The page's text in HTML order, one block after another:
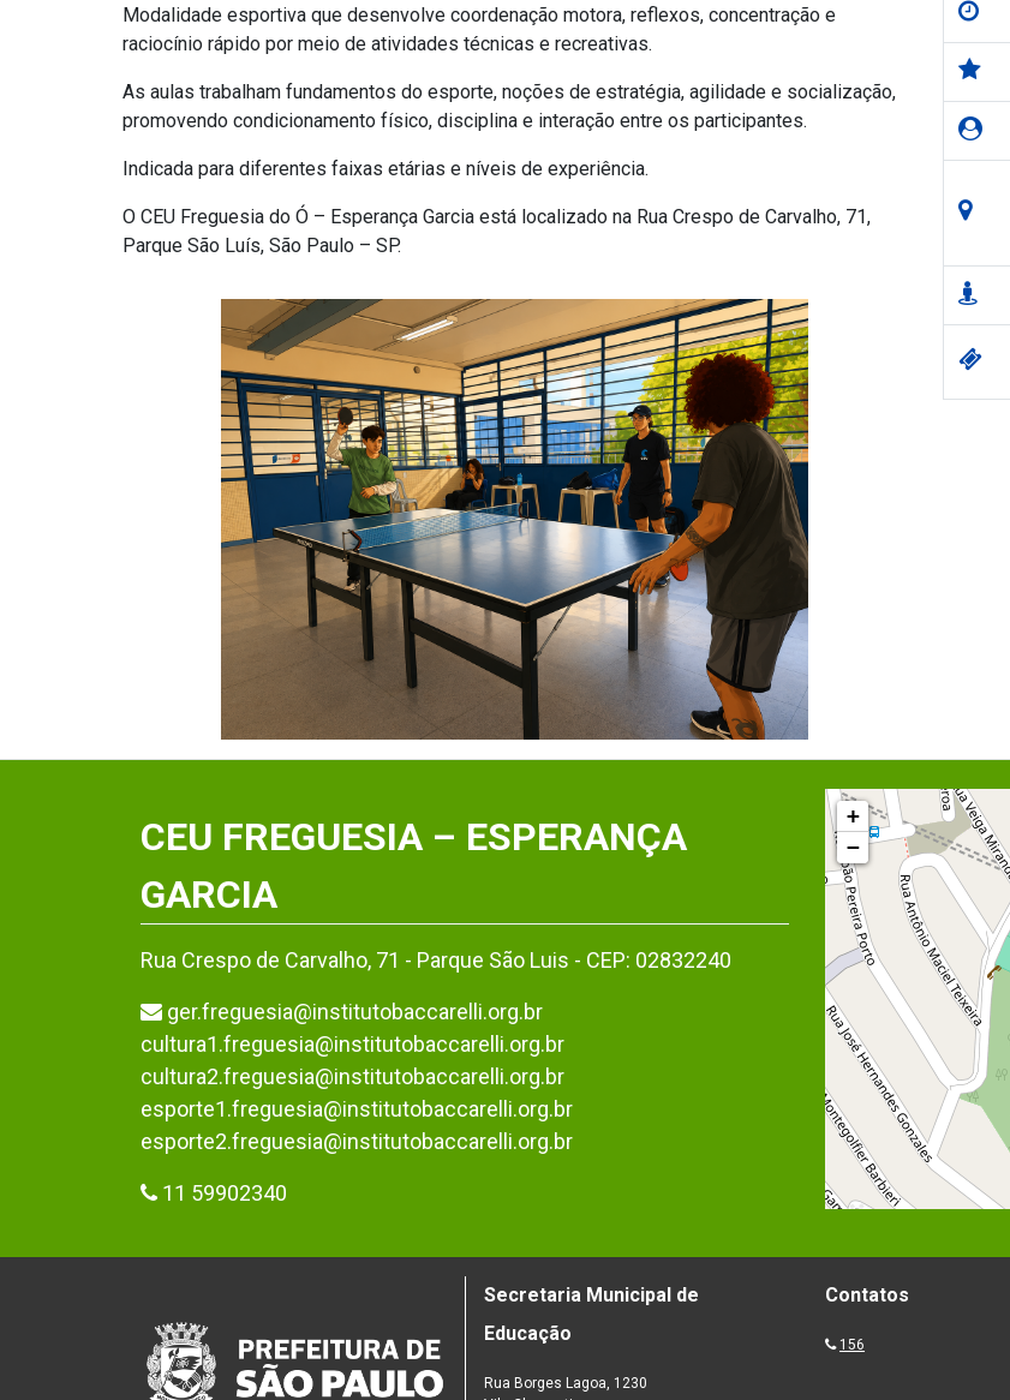
Modalidade esportiva que desenvolve coordenação motora, reflexos, concentração e
raciocínio rápido por meio de atividades técnicas e recreativas.
As aulas trabalham fundamentos do esporte, noções de estratégia, agilidade e socialização,
promovendo condicionamento físico, disciplina e interação entre os participantes.
Indicada para diferentes faixas etárias e níveis de experiência.
O CEU Freguesia do Ó – Esperança Garcia está localizado na Rua Crespo de Carvalho, 71,
Parque São Luís, São Paulo – SP.
CEU FREGUESIA – ESPERANÇA
GARCIA
Rua Crespo de Carvalho, 71 - Parque São Luis - CEP: 02832240
ger.freguesia@institutobaccarelli.org.br
cultura1.freguesia@institutobaccarelli.org.br
cultura2.freguesia@institutobaccarelli.org.br
esporte1.freguesia@institutobaccarelli.org.br
esporte2.freguesia@institutobaccarelli.org.br
11 59902340
+
−
Secretaria Municipal de
Educação
Rua Borges Lagoa, 1230
Contatos
156